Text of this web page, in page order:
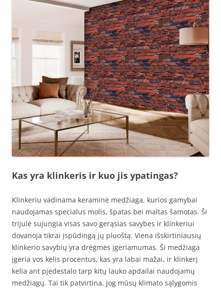
Kas yra klinkeris ir kuo jis ypatingas?
Klinkeriu vadinama keraminė medžiaga, kurios gamybai
naudojamas specialus molis, špatas bei maltas šamotas. Ši
trijulė sujungia visas savo gerąsias savybes ir klinkeriui
dovanoja tikrai įspūdingą jų pluoštą. Viena išskirtiniausių
klinkerio savybių yra drėgmės įgeriamumas. Ši medžiaga
įgeria vos kelis procentus, kas yra labai mažai, ir klinkerį
kelia ant pjedestalo tarp kitų lauko apdailai naudojamų
medžiagų. Tai tik patvirtina, jog mūsų klimato sąlygomis